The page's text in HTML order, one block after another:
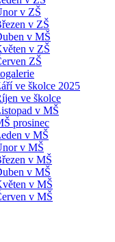
v ZŠ
v ZŠ
v MŠ
v ZŠ
ZŠ
ve školce 2025
ve školce
v MŠ
prosinec
v MŠ
v MŠ
v MŠ
v MŠ
v MŠ
v MŠ